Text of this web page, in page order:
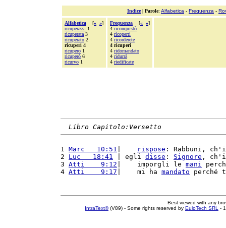
Indice| Parole: Alfabetica - Frequenza -
Alfabetica [« »]
ricuperassi 1
ricuperata 3
ricuperato 2
ricuperi 4
ricupero 1
ricuperò 6
ricurvo 1
Frequenza [« »]
4 riconquistò
4 ricoperti
4 ricorderete
4 ricuperi
4 ridomandato
4 ridurrà
4 riedificate
Libro Capitolo:Versetto
1 Marc   10:51 rispose : Rabbuni,
2 Luc   18:41 | egli disse : Signore ,
3 Atti    9:12 |    imporgli le mani
4 Atti    9:17 |    mi ha mandato perché
Best viewed with any
IntraText®(V89) - Some rights reserved by EuloTech SRL -